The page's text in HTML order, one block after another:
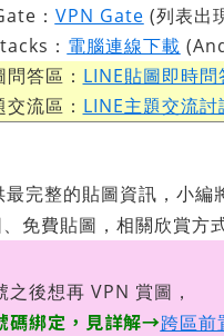
： VPN Gate (列表出
： 電腦連線下載
答區： LINE貼圖即時問
流區： LINE主題交流討
最完整的貼圖資訊，小編
免費貼圖，相關欣賞方
之後想再 VPN 賞圖，
碼綁定，見詳解→跨區前